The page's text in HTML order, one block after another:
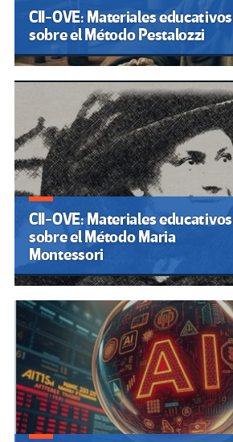
CII-OVE: Materiales educativos
sobre el Método Pestalozzi
CII-OVE: Materiales educativos
sobre el Método Maria
Montessori